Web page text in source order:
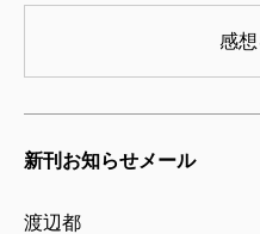
は思い込んでいた。
この玉露を氷水で淹れる
て、あきまへん」という
感
新刊お知らせメール
渡辺都